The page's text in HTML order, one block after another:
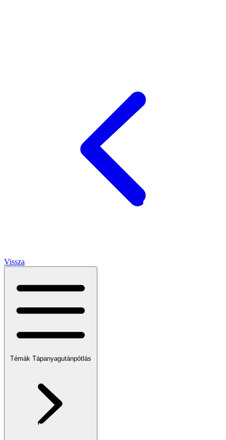
Vissza
Témák Tápanyagutánpótlás